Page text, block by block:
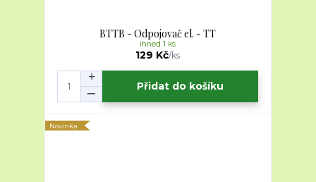
BTTB - Odpojovač el. - TT
129 Kč/ks
ihned 1 ks
Přidat do košíku
Novinka